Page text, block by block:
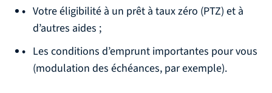
Votre éligibilité à un prêt à taux zéro (PTZ) et à
d’autres aides ;
Les conditions d’emprunt importantes pour vous
(modulation des échéances, par exemple).